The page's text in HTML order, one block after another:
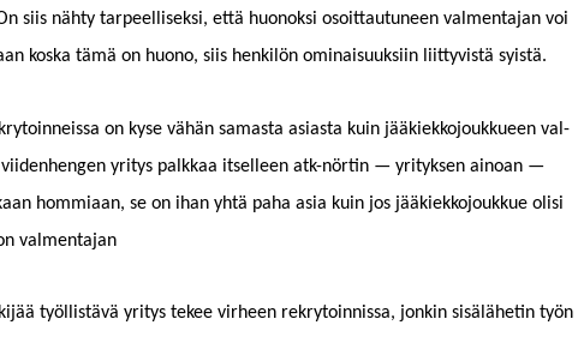
siis nähty tarpeel­lisek­si, että huonok­si osoit­tau­tuneen val­men­ta­jan voi
kos­ka tämä on huono, siis henkilön omi­naisuuk­si­in liit­tyvistä syistä.
on kyse vähän samas­ta asi­as­ta kuin jääkiekko­joukkueen val­
viiden­hen­gen yri­tys palkkaa itselleen atk-nörtin — yri­tyk­sen ain­oan —
hom­mi­aan, se on ihan yhtä paha asia kuin jos jääkiekko­joukkue olisi
valmentajan
työl­listävä yri­tys tekee virheen rekry­toin­nis­sa, jonkin sisälähetin työn